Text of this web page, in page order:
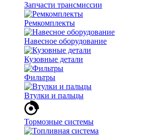
Запчасти трансмиссии
Ремкомплекты
Навесное оборудование
Кузовные детали
Фильтры
Втулки и пальцы
Тормозные системы